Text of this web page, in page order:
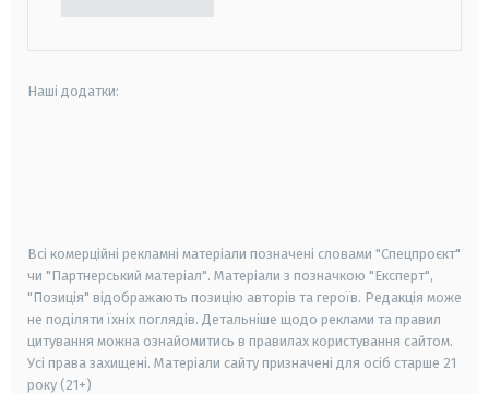
Наші додатки:
Всі комерційні рекламні матеріали позначені словами "Спецпроєкт"
чи "Партнерський матеріал". Матеріали з позначкою "Експерт",
"Позиція" відображають позицію авторів та героїв. Редакція може
не поділяти їхніх поглядів. Детальніше щодо реклами та правил
цитування можна ознайомитись в правилах користування сайтом.
Усі права захищені. Матеріали сайту призначені для осіб старше 21
року (21+)